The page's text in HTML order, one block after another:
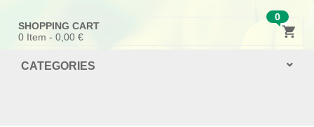
0
SHOPPING CART
0 Item - 0,00 €
CATEGORIES